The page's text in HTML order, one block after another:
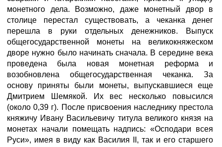
монетного дела. Возможно, даже монетный двор в
столице перестал существовать, а чеканка денег
перешла в руки отдельных денежников. Выпуск
общегосударственной монеты на великокняжеском
дворе нужно было начинать сначала. В середине века
проведена была новая монетная реформа и
возобновлена общегосударственная чеканка. За
основу приняты были монеты, выпускавшиеся еще
Дмитрием Шемякой. Их вес несколько повысился
(около 0,39 г). После присвоения наследнику престола
княжичу Ивану Васильевичу титула великого князя на
монетах начали помещать надпись: «Осподари всея
Руси», имея в виду как Василия II, так и его старшего